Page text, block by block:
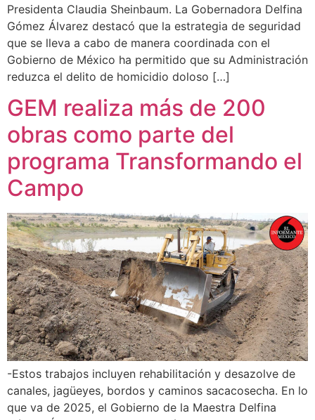
Presidenta Claudia Sheinbaum. La Gobernadora Delfina
Gómez Álvarez destacó que la estrategia de seguridad
que se lleva a cabo de manera coordinada con el
Gobierno de México ha permitido que su Administración
reduzca el delito de homicidio doloso […]
GEM realiza más de 200
obras como parte del
programa Transformando el
Campo
-Estos trabajos incluyen rehabilitación y desazolve de
canales, jagüeyes, bordos y caminos sacacosecha. En lo
que va de 2025, el Gobierno de la Maestra Delfina